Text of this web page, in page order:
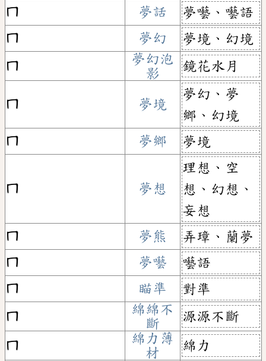
ㄇ
夢話
夢囈、囈語
ㄇ
夢幻
夢境、幻境
ㄇ
夢幻泡
影
鏡花水月
ㄇ 夢境
夢幻、夢
鄉、幻境
ㄇ
夢鄉 夢境
ㄇ 夢想
理想、空
想、幻想、
妄想
ㄇ
夢熊
弄璋、蘭夢
ㄇ
夢囈
囈語
ㄇ
瞄準
對準
ㄇ
綿綿不
斷
源源不斷
ㄇ
綿力薄
材
綿力